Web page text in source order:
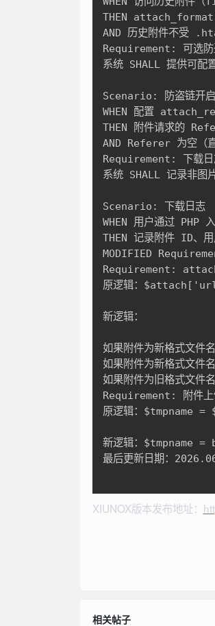
THEN
AND 历史附件不受
Requirement: 可选防
系统 SHALL 提供可配
Scenario: 防盗链开启
WHEN 配置
THEN 附件请求的
AND Referer 为空（
Requirement: 下载日
系统 SHALL 记录非图
Scenario: 下载日志
WHEN 用户通过 PHP
THEN 记录附件 ID、
MODIFIED
Requirement:
原逻辑：
新逻辑：
如果附件为新格式文
如果附件为新格式文
如果附件为旧格式文件
Requirement: 附件上
原逻辑：
新逻辑：$tmpname
最后更新日期：
XIUNOX版本发布地址：
相关帖子